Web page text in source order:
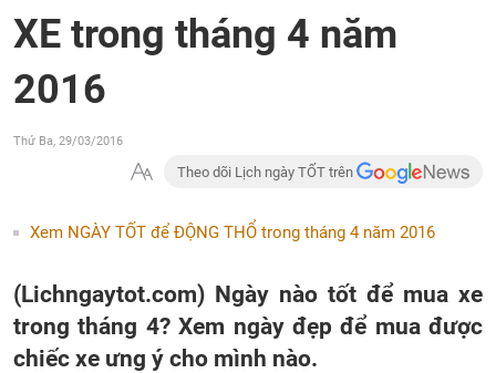
XE trong tháng 4 năm
2016
Thứ Ba, 29/03/2016
Theo dõi Lịch ngày TỐT trên
Xem NGÀY TỐT để ĐỘNG THỔ trong tháng 4 năm 2016
(Lichngaytot.com) Ngày nào tốt để mua xe
trong tháng 4? Xem ngày đẹp để mua được
chiếc xe ưng ý cho mình nào.